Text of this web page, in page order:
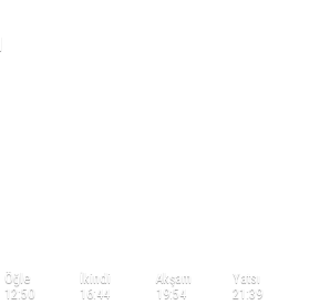
Öğle
12:50
İkindi
16:44
Akşam
19:54
Yatsı
21:39